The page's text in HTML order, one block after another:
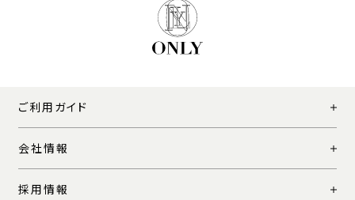
ご利用ガイド
会社情報
採用情報